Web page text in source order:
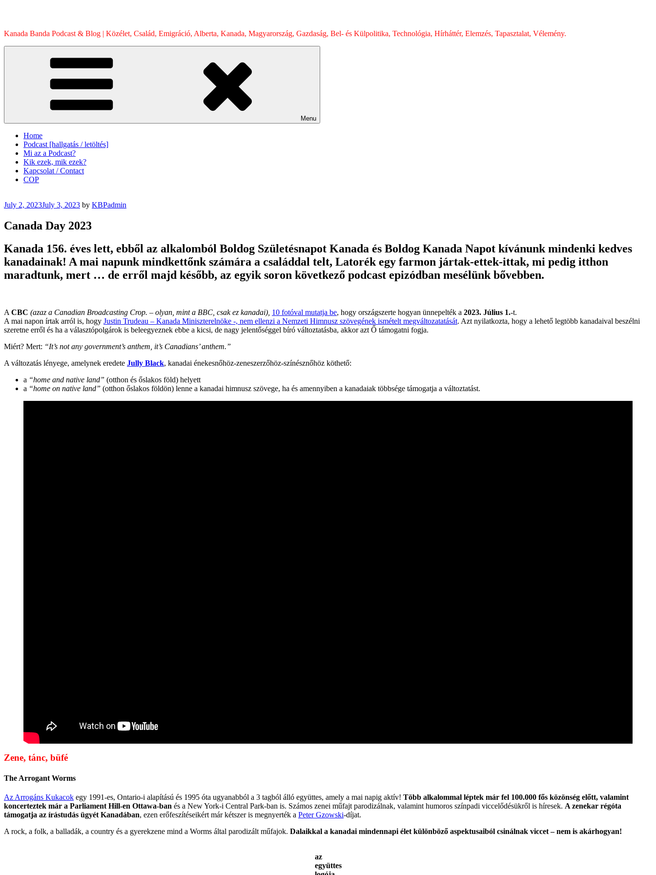
Kanada Banda Podcast & Blog | Közélet, Család, Emigráció, Alberta, Kanada, Magyarország, Gazdaság, Bel- és Külpolitika, Technológia, Hírháttér, Elemzés, Tapasztalat, Vélemény.
Menu
Home
Podcast [hallgatás / letöltés]
Mi az a Podcast?
Kik ezek, mik ezek?
Kapcsolat / Contact
COP
Posted
July 2, 2023July 3, 2023 by KBPadmin
Canada Day 2023
Kanada 156. éves lett, ebből az alkalomból Boldog Születésnapot Kanada és Boldog Kanada Napot kívánunk mindenki kedves
kanadainak! A mai napunk mindkettőnk számára a családdal telt, Latorék egy farmon jártak-ettek-ittak, mi pedig itthon
maradtunk, mert … de erről majd később, az egyik soron következő podcast epizódban mesélünk bővebben.
A CBC (azaz a Canadian Broadcasting Crop. – olyan, mint a BBC, csak ez kanadai), 10 fotóval mutatja be, hogy országszerte hogyan ünnepelték a 2023. Július 1.-t.
A mai napon írtak arról is, hogy Justin Trudeau – Kanada Miniszterelnöke -, nem ellenzi a Nemzeti Himnusz szövegének ismételt megváltozatatását. Azt nyilatkozta, hogy a lehető legtöbb kanadaival beszélni
szeretne erről és ha a választópolgárok is beleegyeznek ebbe a kicsi, de nagy jelentőséggel bíró változtatásba, akkor azt Ő támogatni fogja.
Miért? Mert: “It’s not any government’s anthem, it’s Canadians’ anthem.”
A változatás lényege, amelynek eredete Jully Black, kanadai énekesnőhöz-zeneszerzőhöz-színésznőhöz köthető:
a “home and native land” (otthon és őslakos föld) helyett
a “home on native land” (otthon őslakos földön) lenne a kanadai himnusz szövege, ha és amennyiben a kanadaiak többsége támogatja a változtatást.
Zene, tánc, büfé
The Arrogant Worms
Az Arrogáns Kukacok egy 1991-es, Ontario-i alapítású és 1995 óta ugyanabból a 3 tagból álló együttes, amely a mai napig aktív! Több alkalommal léptek már fel 100.000 fős közönség előtt, valamint
koncerteztek már a Parliament Hill-en Ottawa-ban és a New York-i Central Park-ban is. Számos zenei műfajt parodizálnak, valamint humoros színpadi viccelődésükről is híresek. A zenekar régóta
támogatja az írástudás ügyét Kanadában, ezen erőfeszítéseikért már kétszer is megnyerték a Peter Gzowski-díjat.
A rock, a folk, a balladák, a country és a gyerekzene mind a Worms által parodizált műfajok. Dalaikkal a kanadai mindennapi élet különböző aspektusaiból csinálnak viccet – nem is akárhogyan!
az
együttes